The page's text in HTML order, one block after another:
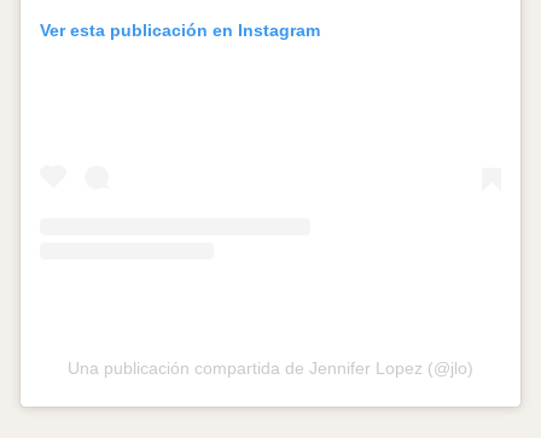
Ver esta publicación en Instagram
Una publicación compartida de Jennifer Lopez (@jlo)